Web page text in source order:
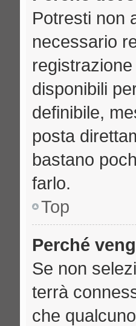
Potresti non
necessario
disponibili
definibile,
posta
bastano
farlo.
Top
Perché
Se non
terrà
che